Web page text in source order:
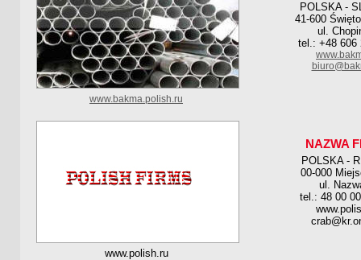
POLSKA -
41-600
ul.
tel.: +48 606
www.bakma.polish.ru
NAZWA
POLSKA -
00-000
ul.
tel.: 48 00
www.polish.ru